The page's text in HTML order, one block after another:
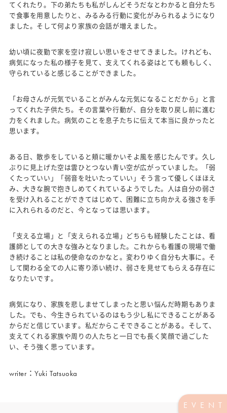
EVENT
てくれたり。下の弟たちも私がしんどそうだなとわかると自分たち
で食事を用意したりと、みるみる行動に変化がみられるようになり
ました。そして何より家族の会話が増えました。
幼い頃に夜勤で家を空け寂しい思いをさせてきました。けれども、
病気になった私の様子を見て、支えてくれる姿はとても頼もしく、
守られていると感じることができました。
「お母さんが元気でいることがみんな元気になることだから」と言
ってくれた子供たち。その言葉や行動が、自分を取り戻し前に進む
力をくれました。病気のことを息子たちに伝えて本当に良かったと
思います。
ある日、散歩をしていると頬に暖かいそよ風を感じたんです。久し
ぶりに見上げた空は雲ひとつない青い空が広がっていました。「弱
くたっていい」「弱音を吐いたっていい」そう言って優しくほほえ
み、大きな腕で抱きしめてくれているようでした。人は自分の弱さ
を受け入れることができてはじめて、困難に立ち向かえる強さを手
に入れられるのだと、今となっては思います。
「支える立場」と「支えられる立場」どちらも経験したことは、看
護師としての大きな強みとなりました。これからも看護の現場で働
き続けることは私の使命なのかなと。変わりゆく自分も大事に。そ
して関わる全ての人に寄り添い続け、弱さを見せてもらえる存在に
なりたいです。
病気になり、家族を悲しませてしまったと思い悩んだ時期もありま
した。でも、今生きられているのはもう少し私にできることがある
からだと信じています。私だからこそできることがある。そして、
支えてくれる家族や周りの人たちと一日でも長く笑顔で過ごした
い、そう強く思っています。
writer：Yuki Tatsuoka